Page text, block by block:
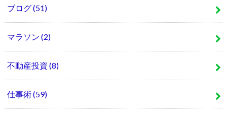
ブログ(51)
マラソン (2)
不動産投資 (8)
仕事術(59)